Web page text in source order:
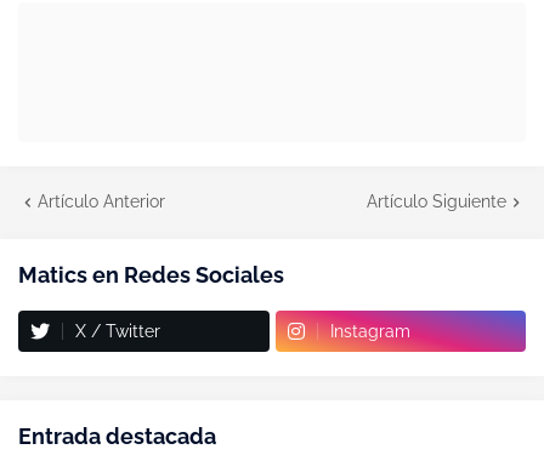
Artículo Anterior Artículo Siguiente
Matics en Redes Sociales
X / Twitter Instagram
Entrada destacada